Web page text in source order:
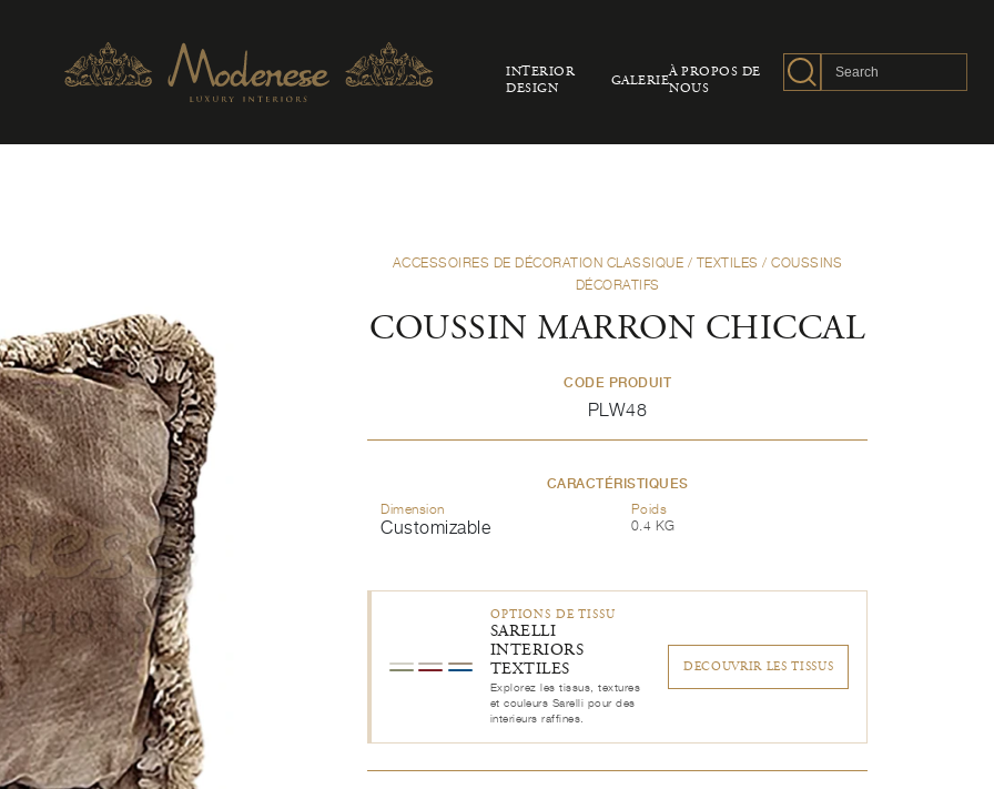
INTERIOR
DESIGN
GALERIE
À PROPOS DE
NOUS
ACCESSOIRES DE DÉCORATION CLASSIQUE / TEXTILES /COUSSINS
DÉCORATIFS
COUSSIN MARRON CHICCAL
CODE PRODUIT
PLW48
CARACTÉRISTIQUES
Dimension
Customizable
Poids
0.4 KG
OPTIONS DE TISSU
SARELLI
INTERIORS
TEXTILES
Explorez les tissus, textures
et couleurs Sarelli pour des
interieurs raffines.
DECOUVRIR LES TISSUS